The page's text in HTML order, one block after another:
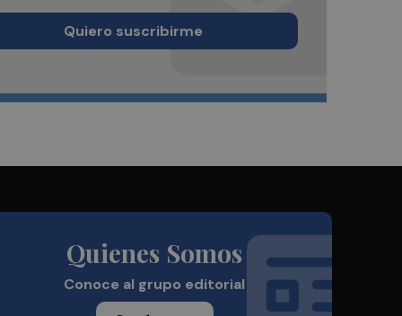
Quiero suscribirme
Quienes Somos
Conoce al grupo editorial